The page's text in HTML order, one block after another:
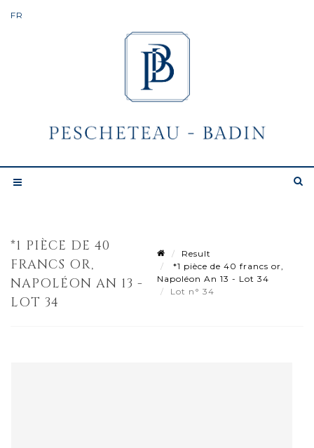
*1 PIÈCE DE 40
FRANCS OR,
NAPOLÉON AN 13 -
LOT 34
Result
*1 pièce de 40 francs or,
Napoléon An 13 - Lot 34
Lot n° 34